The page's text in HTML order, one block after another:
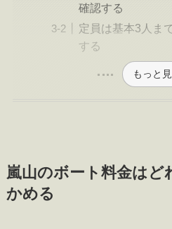
確認する
定員は基本3人ま
する
もっと
嵐山のボート料金はど
かめる